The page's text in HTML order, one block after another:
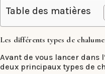
Table des matières
Les différents types de
Avant de vous lancer
deux principaux types de